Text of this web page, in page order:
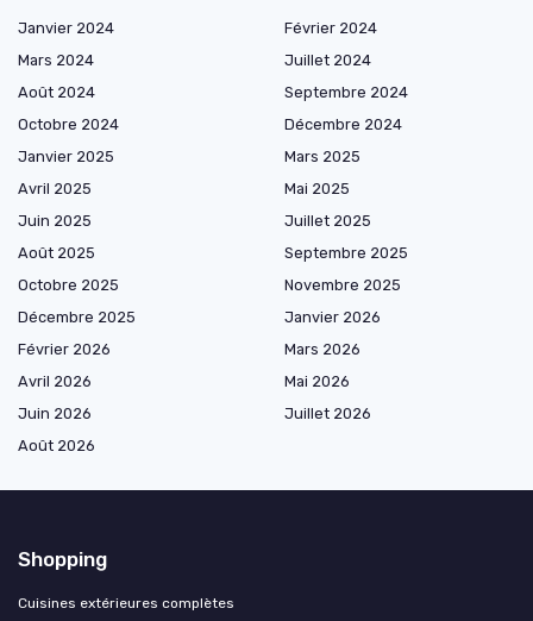
Janvier 2024
Février 2024
Mars 2024
Juillet 2024
Août 2024
Septembre 2024
Octobre 2024
Décembre 2024
Janvier 2025
Mars 2025
Avril 2025
Mai 2025
Juin 2025
Juillet 2025
Août 2025
Septembre 2025
Octobre 2025
Novembre 2025
Décembre 2025
Janvier 2026
Février 2026
Mars 2026
Avril 2026
Mai 2026
Juin 2026
Juillet 2026
Août 2026
Shopping
Cuisines extérieures complètes